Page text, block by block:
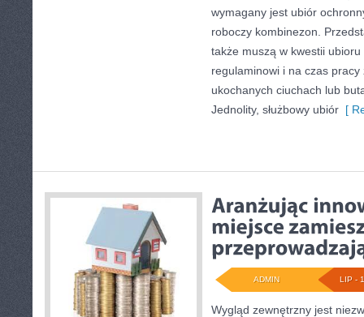
wymagany jest ubiór
roboczy kombinezon.
także muszą w kwestii
regulaminowi i na czas pracy
ukochanych ciuchach lub
Jednolity, służbowy ubiór [
LIP -
ADMIN
Wygląd zewnętrzny jest